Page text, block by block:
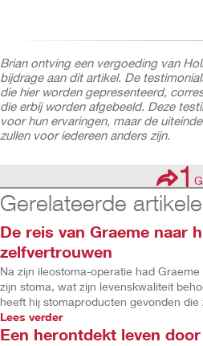
Brian ontving een vergoeding van
bijdrage aan dit artikel. De
die hier worden gepresenteerd,
die erbij worden afgebeeld. Deze
voor hun ervaringen, maar de
zullen voor iedereen anders zijn.
1
Gerelateerde
De reis van Graeme naar
zelfvertrouwen
Na zijn ileostoma-operatie had
zijn stoma, wat zijn levenskwaliteit
heeft hij stomaproducten gevonden
Lees verder
Een herontdekt leven